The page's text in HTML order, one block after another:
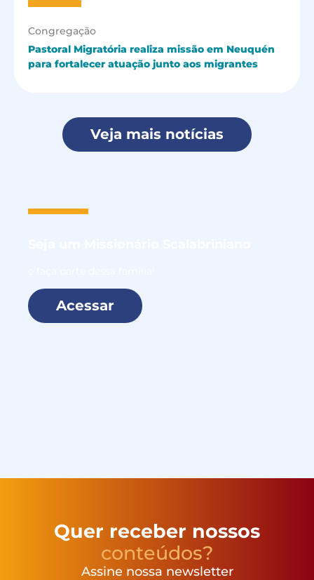
Congregação
Pastoral Migratória realiza missão em Neuquén
para fortalecer atuação junto aos migrantes
Veja mais notícias
Acessar
Quer receber nossos
conteúdos?
Assine nossa newsletter